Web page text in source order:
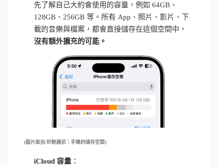
先了解自己大約會使用的容量，例如 64GB、
128GB、256GB 等。所有 App、照片、影片、下
載的音樂與檔案，都會直接儲存在這個空間中，
沒有額外擴充的可能。
(圖片取自/炘馳通訊｜手機的儲存空間)
iCloud 容量 ：